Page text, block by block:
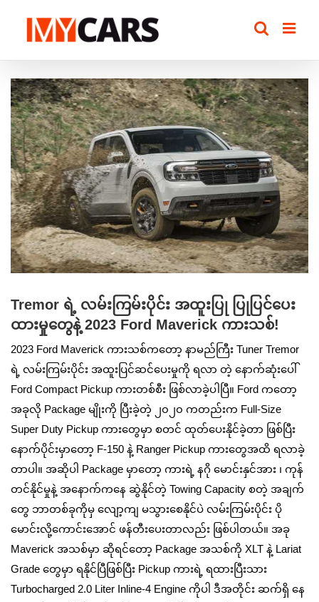
View
Larger
Image
Tremor ရဲ့ လမ်းကြမ်းပိုင်း အထူးပြု ပြုပြင်ပေး
ထားမှုတွေနဲ့ 2023 Ford Maverick ကားသစ်!
2023 Ford Maverick ကားသစ်ကတော့ နာမည်ကြီး Tuner Tremor
ရဲ့ လမ်းကြမ်းပိုင်း အထူးပြင်ဆင်ပေးမှုကို ရလာ တဲ့ နောက်ဆုံးပေါ်
Ford Compact Pickup ကားတစ်စီး ဖြစ်လာခဲ့ပါပြီ။ Ford ကတော့
အခုလို Package မျိုးကို ပြီးခဲ့တဲ့ ၂၀၂၀ ကတည်းက Full-Size
Super Duty Pickup ကားတွေမှာ စတင် ထုတ်ပေးနိုင်ခဲ့တာ ဖြစ်ပြီး
နောက်ပိုင်းမှာတော့ F-150 နဲ့ Ranger Pickup ကားတွေအထိ ရလာခဲ့
တာပါ။ အဆိုပါ Package မှာတော့ ကားရဲ့ နဂို မောင်းနှင်အား ၊ ကုန်
တင်နိုင်မှုနဲ့ အနောက်ကနေ ဆွဲ‌နိုင်တဲ့ Towing Capacity စတဲ့ အချက်
တွေ ဘာတစ်ခုကိုမှ လျော့ကျ မသွားစေနိုင်ပဲ လမ်းကြမ်းပိုင်း ပို
မောင်းလို့ကောင်းအောင် ဖန်တီးပေးတာလည်း ဖြစ်ပါတယ်။ အခု
Maverick အသစ်မှာ ဆိုရင်တော့ Package အသစ်ကို XLT နဲ့ Lariat
Grade တွေမှာ ရနိုင်ပြီဖြစ်ပြီး Pickup ကားရဲ့ ရထားပြီးသား
Turbocharged 2.0 Liter Inline-4 Engine ကိုပါ ဒီအတိုင်း ဆက်ရှိ နေ